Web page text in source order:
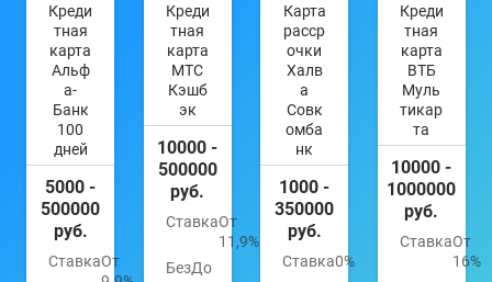
Креди
тная
карта
Альф
а-
Банк
100
дней
5000 -
500000
руб.
СтавкаОт
Креди
тная
карта
МТС
Кэшб
эк
10000 -
500000
руб.
СтавкаОт
11,9%
БезДо
Карта
расср
очки
Халв
а
Совк
омба
нк
1000 -
350000
руб.
Ставка0%
Креди
тная
карта
ВТБ
Муль
тикар
та
10000 -
1000000
руб.
СтавкаОт
16%